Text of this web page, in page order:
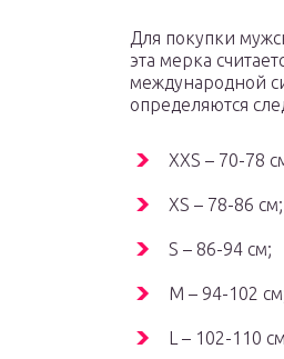
Для покупки
эта мерка
международной
определяются
XXS – 70-78
XS – 78-86 см;
S – 86-94 см;
M – 94-102
L – 102-110